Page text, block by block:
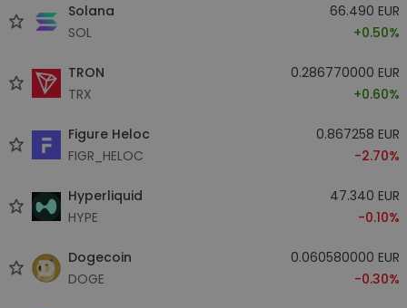
Solana
SOL
66.490 EUR
+0.50%
TRON
TRX
0.286770000 EUR
+0.60%
Figure Heloc
FIGR_HELOC
0.867258 EUR
-2.70%
Hyperliquid
HYPE
47.340 EUR
-0.10%
Dogecoin
DOGE
0.060580000 EUR
-0.30%